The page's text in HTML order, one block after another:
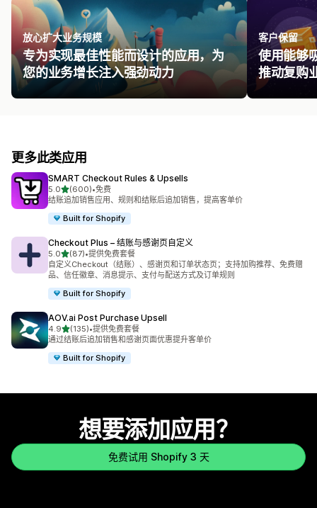
放心扩大业务规模
专为实现最佳性能而设计的应用，为
您的业务增长注入强劲动力
客户保留
使用能够
推动复购
更多此类应用
SMART Checkout Rules & Upsells
5.0星（满分 5 星）
(600)
总共 600 条评论
•免费
结账追加销售应用、规则和结账后追加销售，提高客单价
Built for Shopify
Checkout Plus – 结账与感谢页自定义
5.0星（满分 5 星）
(87)
总共 87 条评论
•提供免费套餐
自定义Checkout（结账）、感谢页和订单状态页；支持加购推荐、免费赠
品、信任徽章、消息提示、支付与配送方式及订单规则
Built for Shopify
AOV.ai Post Purchase Upsell
4.9星（满分 5 星）
(135)
总共 135 条评论
•提供免费套餐
通过结账后追加销售和感谢页面优惠提升客单价
Built for Shopify
想要添加应用？
免费试用 Shopify 3 天